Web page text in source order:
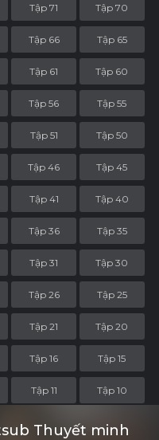
Tập 71 Tập 70
Tập 66 Tập 65
Tập 61 Tập 60
Tập 56 Tập 55
Tập 51 Tập 50
Tập 46 Tập 45
Tập 41 Tập 40
Tập 36 Tập 35
Tập 31 Tập 30
Tập 26 Tập 25
Tập 21 Tập 20
Tập 16 Tập 15
Tập 11 Tập 10
Tập 6 Tập 5
Thuyết minh